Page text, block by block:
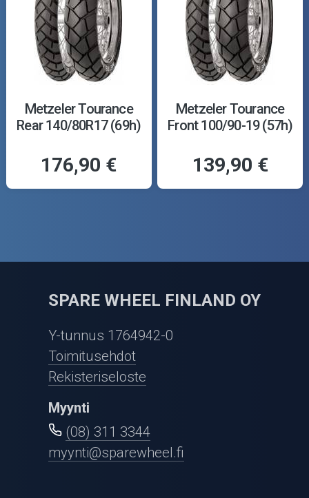
Metzeler Tourance
Rear 140/80R17 (69h)
176,90 €
Metzeler Tourance
Front 100/90-19 (57h)
139,90 €
SPARE WHEEL FINLAND OY
Y-tunnus 1764942-0
Toimitusehdot
Rekisteriseloste
Myynti
(08) 311 3344
myynti@sparewheel.fi